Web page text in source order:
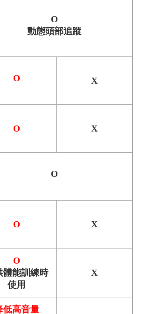
O
動態頭部追蹤
O X
O X
O
O X
O
體能訓練時
使用
X
低高音量